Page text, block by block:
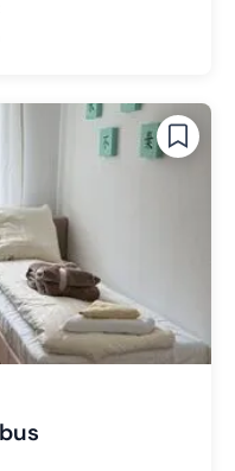
1 wechseln
2 wechseln
3 wechseln